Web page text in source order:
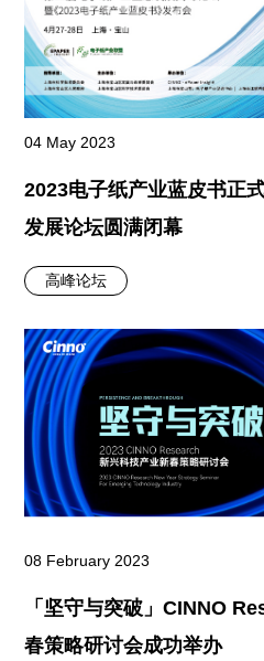
04 May 2023
2023电子纸产业蓝皮书正
发展论坛圆满闭幕
高峰论坛
08 February 2023
「坚守与突破」CINNO
春策略研讨会成功举办